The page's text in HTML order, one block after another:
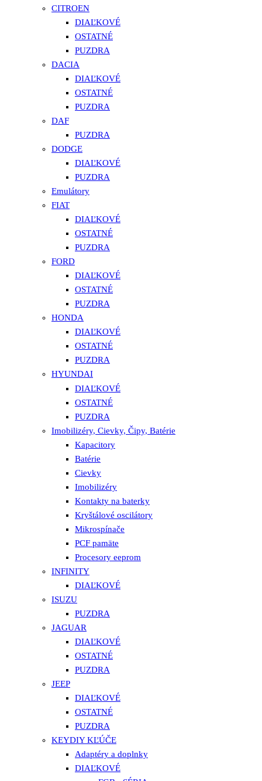
CITROEN
DIAĽKOVÉ
OSTATNÉ
PUZDRA
DACIA
DIAĽKOVÉ
OSTATNÉ
PUZDRA
DAF
PUZDRA
DODGE
DIAĽKOVÉ
PUZDRA
Emulátory
FIAT
DIAĽKOVÉ
OSTATNÉ
PUZDRA
FORD
DIAĽKOVÉ
OSTATNÉ
PUZDRA
HONDA
DIAĽKOVÉ
OSTATNÉ
PUZDRA
HYUNDAI
DIAĽKOVÉ
OSTATNÉ
PUZDRA
Imobilizéry, Cievky, Čipy, Batérie
Kapacitory
Batérie
Cievky
Imobilizéry
Kontakty na baterky
Kryštálové oscilátory
Mikrospínače
PCF pamäte
Procesory eeprom
INFINITY
DIAĽKOVÉ
ISUZU
PUZDRA
JAGUAR
DIAĽKOVÉ
OSTATNÉ
PUZDRA
JEEP
DIAĽKOVÉ
OSTATNÉ
PUZDRA
KEYDIY KĽÚČE
Adaptéry a doplnky
DIAĽKOVÉ